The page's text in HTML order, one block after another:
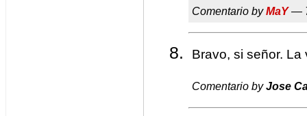
Comentario byMaY—
Bravo, si señor.
Comentario byJose